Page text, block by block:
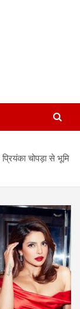
प्रियंका चोपड़ा से भूमि